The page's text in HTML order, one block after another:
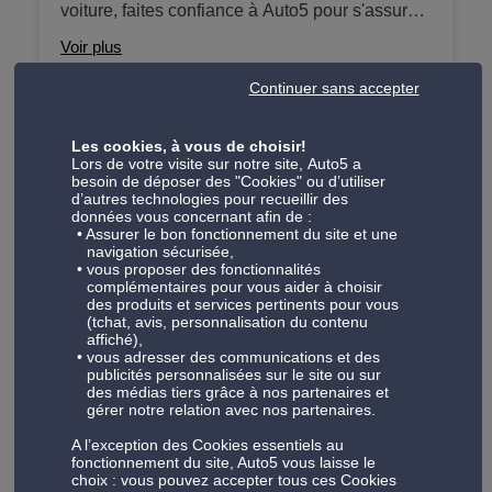
véhicules plus agés, nous travaillons avec des
forfaits d'entretien comprenant la vidange, le
nécessaire) ainsi de nombreux points de
route sereinement.
voiture, faites confiance à Auto5 pour s'assurer
de son bon fonctionnement. Nous travaillons
avec différents forfaits à partir pour la recharge
en gaz, l'entretien complet ainsi que des
services pour les véhicules dotés de l'ancien
gaz airco (R134a), interdit après 2017, et le
nouveau gaz (R1234YF) introduit sur certains
véhicules dès 2013.
Voir plus
Check-up
Nos forfaits check-up visent à vérifier tous les
composants importants du véhicule afin que
vous puissiez prendre la route en toute
sérénité. Nos techniciens qualifiés examineront
soigneusement votre véhicule et veillent à ce
qu'il soit dans un état optimal. De la vérification
des freins à l'état des amortisseurs à la
fonctionnalité de l'éclairage - nous prenons soin
de chaque détail afin qu'ils puissent être en
toute sécurité et fiables.
Voir plus
Freinage
Les freins sont l'un des systèmes de sécurité
les plus importants de votre véhicule. Nous
offrons des prestations de freinage complètes,
allant du changement des plaquettes de frein,
Voir plus
Les cookies, à vous de choisir!
Lors de votre visite sur notre site, Auto5 a
besoin de déposer des "Cookies" ou d’utiliser
d’autres technologies pour recueillir des
données vous concernant afin de :
Assurer le bon fonctionnement du site et une
navigation sécurisée,
vous proposer des fonctionnalités
complémentaires pour vous aider à choisir
des produits et services pertinents pour vous
(tchat, avis, personnalisation du contenu
affiché),
vous adresser des communications et des
publicités personnalisées sur le site ou sur
des médias tiers grâce à nos partenaires et
gérer notre relation avec nos partenaires.
A l’exception des Cookies essentiels au
fonctionnement du site, Auto5 vous laisse le
choix : vous pouvez accepter tous ces Cookies
Continuer sans accepter